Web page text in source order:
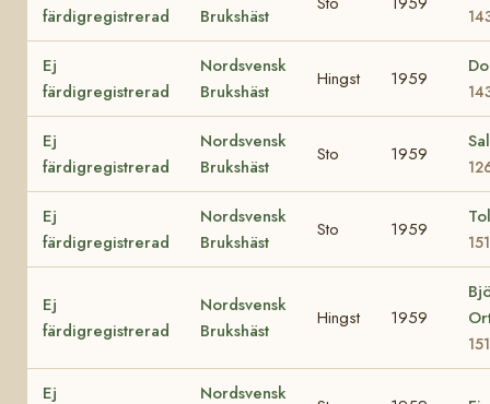
färdigregistrerad
Brukshäst
Ej
färdigregistrerad
Nordsvensk
Brukshäst
Hingst 1959
Ej
färdigregistrerad
Nordsvensk
Brukshäst
Sto 1959
Ej
färdigregistrerad
Nordsvensk
Brukshäst
Sto 1959
Ej
färdigregistrerad
Nordsvensk
Brukshäst
Hingst 1959
Ej
Nordsvensk